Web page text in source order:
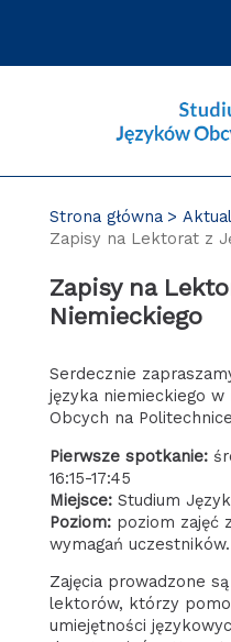
Strona główna
Zapisy na Lektorat z
Zapisy na
Niemieckiego
Serdecznie
języka niemieckiego
Obcych na
Pierwsze spotkanie:
16:15-17:45
Miejsce:Studium
Poziom:poziom zajęć
wymagań uczestników.
Zajęcia prowadzone
lektorów, którzy
umiejętności